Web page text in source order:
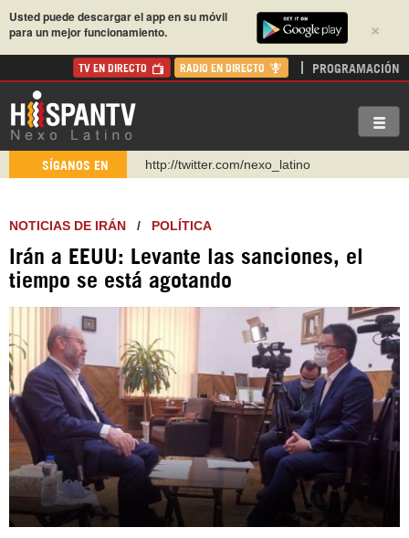
×
Usted puede descargar el app en su móvil
para un mejor funcionamiento.
TV EN DIRECTO RADIO EN DIRECTO PROGRAMACIÓN
SÍGANOS EN
https://t.me/hispantvcanal
WhatsApp y Viber: +98 921 79 29 404
Instagram como: hispan_tv
https://www.facebook.com/Nexolatino.Canal
http://twitter.com/nexo_latino
NOTICIAS DE IRÁN / POLÍTICA
Irán a EEUU: Levante las sanciones, el
tiempo se está agotando